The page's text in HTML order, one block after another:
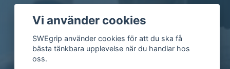
Vi använder cookies
SWEgrip använder cookies för att du ska få
bästa tänkbara upplevelse när du handlar hos
oss.